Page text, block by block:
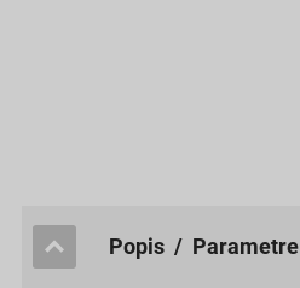
popis / Parametre